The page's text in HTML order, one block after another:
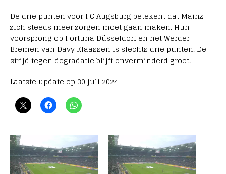
De drie punten voor FC Augsburg betekent dat Mainz
zich steeds meer zorgen moet gaan maken. Hun
voorsprong op Fortuna Düsseldorf en het Werder
Bremen van Davy Klaassen is slechts drie punten. De
strijd tegen degradatie blijft onverminderd groot.
Laatste update op 30 juli 2024